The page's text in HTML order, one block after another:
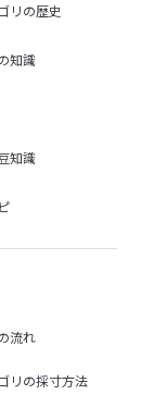
リの歴史
知識
知識
流れ
リの採寸方法